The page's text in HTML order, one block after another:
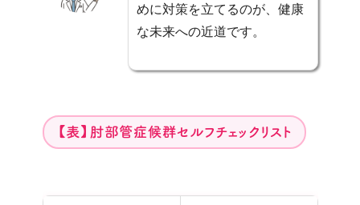
めに対策を立てるのが、健康
な未来への近道です。
【表】肘部管症候群セルフチェックリスト